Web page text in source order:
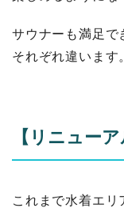
サウナーも満足で
それぞれ違います
【リニュー
これまで水着エ